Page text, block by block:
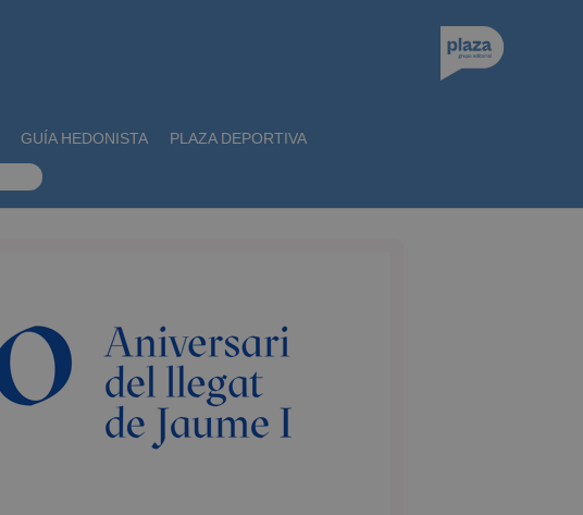
GUÍA HEDONISTA PLAZA DEPORTIVA